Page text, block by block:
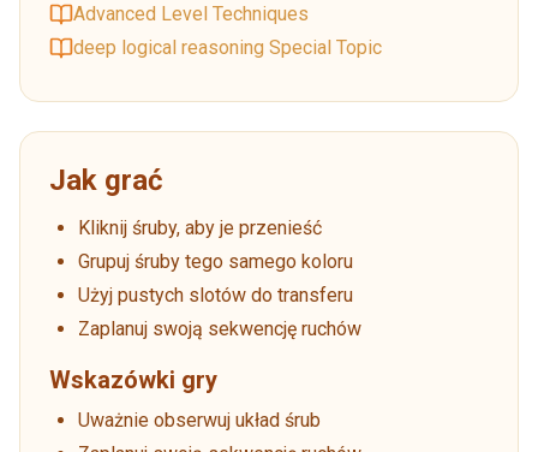
Advanced Level Techniques
deep logical reasoning Special Topic
Jak grać
Kliknij śruby, aby je przenieść
Grupuj śruby tego samego koloru
Użyj pustych slotów do transferu
Zaplanuj swoją sekwencję ruchów
Wskazówki gry
Uważnie obserwuj układ śrub